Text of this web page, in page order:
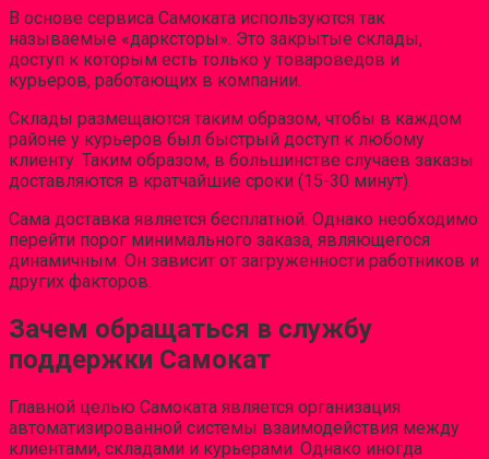
В основе сервиса Самоката используются так
называемые «дарксторы». Это закрытые склады,
доступ к которым есть только у товароведов и
курьеров, работающих в компании.
Склады размещаются таким образом, чтобы в каждом
районе у курьеров был быстрый доступ к любому
клиенту. Таким образом, в большинстве случаев заказы
доставляются в кратчайшие сроки (15-30 минут).
Сама доставка является бесплатной. Однако необходимо
перейти порог минимального заказа, являющегося
динамичным. Он зависит от загруженности работников и
других факторов.
Зачем обращаться в службу
поддержки Самокат
Главной целью Самоката является организация
автоматизированной системы взаимодействия между
клиентами, складами и курьерами. Однако иногда